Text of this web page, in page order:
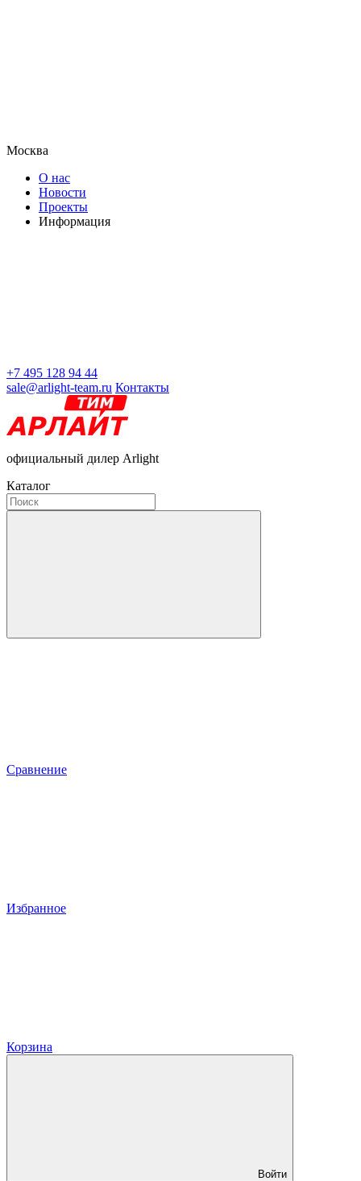
Москва
О нас
Новости
Проекты
Информация
+7 495 128 94 44
sale@arlight-team.ru Контакты
официальный дилер Arlight
Каталог
Сравнение
Избранное
Корзина
Войти